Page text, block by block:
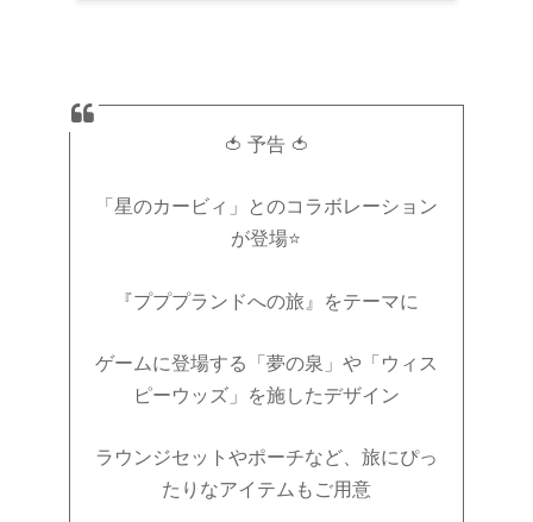
🍅 予告 🍅
「星のカービィ」とのコラボレーション
が登場⭐
『プププランドへの旅』をテーマに
ゲームに登場する「夢の泉」や「ウィス
ピーウッズ」を施したデザイン
ラウンジセットやポーチなど、旅にぴっ
たりなアイテムもご用意